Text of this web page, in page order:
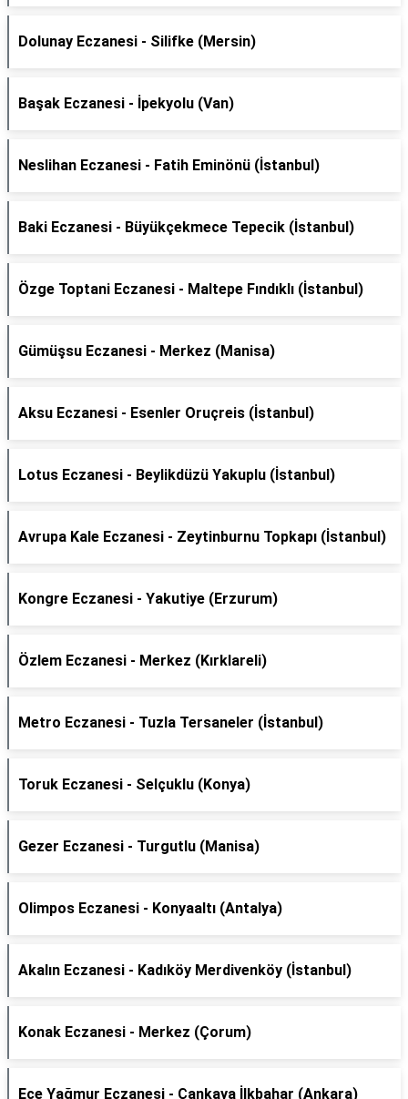
Dolunay Eczanesi - Silifke (Mersin)
Başak Eczanesi - İpekyolu (Van)
Neslihan Eczanesi - Fatih Eminönü (İstanbul)
Baki Eczanesi - Büyükçekmece Tepecik (İstanbul)
Özge Toptani Eczanesi - Maltepe Fındıklı (İstanbul)
Gümüşsu Eczanesi - Merkez (Manisa)
Aksu Eczanesi - Esenler Oruçreis (İstanbul)
Lotus Eczanesi - Beylikdüzü Yakuplu (İstanbul)
Avrupa Kale Eczanesi - Zeytinburnu Topkapı (İstanbul)
Kongre Eczanesi - Yakutiye (Erzurum)
Özlem Eczanesi - Merkez (Kırklareli)
Metro Eczanesi - Tuzla Tersaneler (İstanbul)
Toruk Eczanesi - Selçuklu (Konya)
Gezer Eczanesi - Turgutlu (Manisa)
Olimpos Eczanesi - Konyaaltı (Antalya)
Akalın Eczanesi - Kadıköy Merdivenköy (İstanbul)
Konak Eczanesi - Merkez (Çorum)
Ece Yağmur Eczanesi - Çankaya İlkbahar (Ankara)